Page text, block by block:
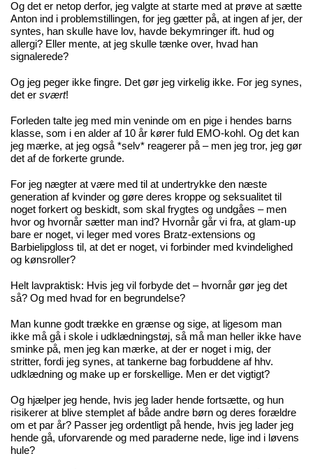
Og det er netop derfor, jeg valgte at starte med at prøve at sætte
Anton ind i problemstillingen, for jeg gætter på, at ingen af jer, der
syntes, han skulle have lov, havde bekymringer ift. hud og
allergi? Eller mente, at jeg skulle tænke over, hvad han
signalerede?
Og jeg peger ikke fingre. Det gør jeg virkelig ikke. For jeg synes,
det er svært!
Forleden talte jeg med min veninde om en pige i hendes barns
klasse, som i en alder af 10 år kører fuld EMO-kohl. Og det kan
jeg mærke, at jeg også *selv* reagerer på – men jeg tror, jeg gør
det af de forkerte grunde.
For jeg nægter at være med til at undertrykke den næste
generation af kvinder og gøre deres kroppe og seksualitet til
noget forkert og beskidt, som skal frygtes og undgåes – men
hvor og hvornår sætter man ind? Hvornår går vi fra, at glam-up
bare er noget, vi leger med vores Bratz-extensions og
Barbielipgloss til, at det er noget, vi forbinder med kvindelighed
og kønsroller?
Helt lavpraktisk: Hvis jeg vil forbyde det – hvornår gør jeg det
så? Og med hvad for en begrundelse?
Man kunne godt trække en grænse og sige, at ligesom man
ikke må gå i skole i udklædningstøj, så må man heller ikke have
sminke på, men jeg kan mærke, at der er noget i mig, der
stritter, fordi jeg synes, at tankerne bag forbuddene af hhv.
udklædning og make up er forskellige. Men er det vigtigt?
Og hjælper jeg hende, hvis jeg lader hende fortsætte, og hun
risikerer at blive stemplet af både andre børn og deres forældre
om et par år? Passer jeg ordentligt på hende, hvis jeg lader jeg
hende gå, uforvarende og med paraderne nede, lige ind i løvens
hule?